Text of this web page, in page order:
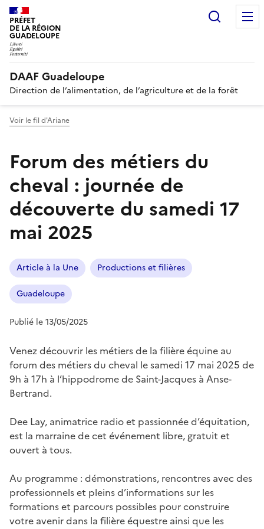
Panneau de gestion des cookies
PRÉFET
DE LA RÉGION
GUADELOUPE
DAAF Guadeloupe
Direction de l’alimentation, de l’agriculture et de la forêt
Voir le fil d'Ariane
Forum des métiers du
cheval : journée de
découverte du samedi 17
mai 2025
Article à la Une Productions et filières
Guadeloupe
Publié le 13/05/2025
Venez découvrir les métiers de la filière équine au
forum des métiers du cheval le samedi 17 mai 2025 de
9h à 17h à l’hippodrome de Saint-Jacques à Anse-
Bertrand.
Dee Lay, animatrice radio et passionnée d’équitation,
est la marraine de cet événement libre, gratuit et
ouvert à tous.
Au programme : démonstrations, rencontres avec des
professionnels et pleins d’informations sur les
formations et parcours possibles pour construire
votre avenir dans la filière équestre ainsi que les